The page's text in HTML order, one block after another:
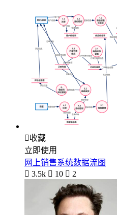
收藏
立即使用
网上销售系统数据流图
 3.5k  10  2